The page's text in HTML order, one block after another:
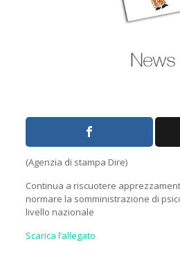
(Agenzia di stampa Dire)
Continua a riscuotere
normare la somministrazione di
livello nazionale
Scarica l’allegato